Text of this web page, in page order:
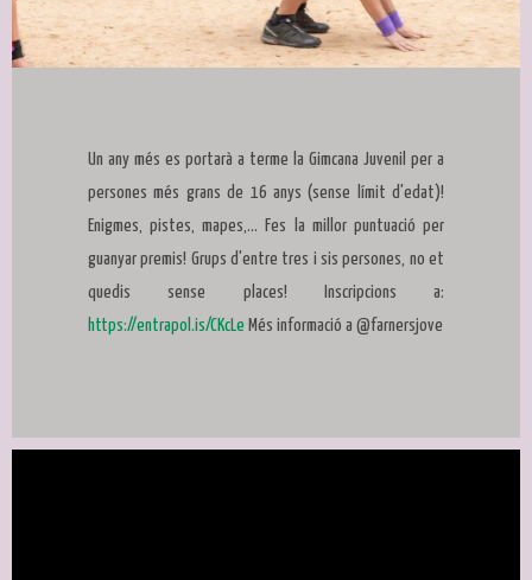
Un any més es portarà a terme la Gimcana Juvenil per a
persones més grans de 16 anys (sense límit d'edat)!
Enigmes, pistes, mapes,... Fes la millor puntuació per
guanyar premis! Grups d'entre tres i sis persones, no et
quedis sense places! Inscripcions a:
https://entrapol.is/CKcLe Més informació a @farnersjove